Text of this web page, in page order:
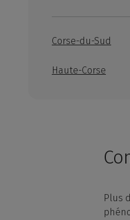
Corse-du-Sud
Haute-Corse
Plus